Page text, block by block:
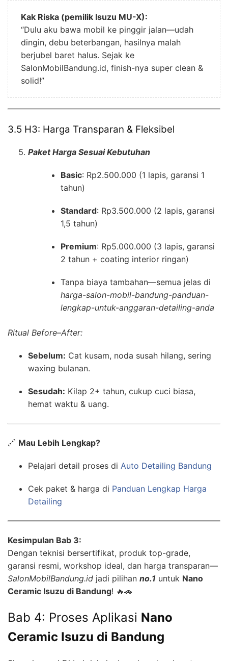
Kak Riska (pemilik Isuzu MU-X):
“Dulu aku bawa mobil ke pinggir jalan—udah
dingin, debu beterbangan, hasilnya malah
berjubel baret halus. Sejak ke
SalonMobilBandung.id, finish-nya super clean &
solid!”
3.5 H3: Harga Transparan & Fleksibel
Paket Harga Sesuai Kebutuhan
Basic: Rp2.500.000 (1 lapis, garansi 1
tahun)
Standard: Rp3.500.000 (2 lapis, garansi
1,5 tahun)
Premium: Rp5.000.000 (3 lapis, garansi
2 tahun + coating interior ringan)
Tanpa biaya tambahan—semua jelas di
harga-salon-mobil-bandung-panduan-
lengkap-untuk-anggaran-detailing-anda
Ritual Before–After:
Sebelum: Cat kusam, noda susah hilang, sering
waxing bulanan.
Sesudah: Kilap 2+ tahun, cukup cuci biasa,
hemat waktu & uang.
🔗 Mau Lebih Lengkap?
Pelajari detail proses di Auto Detailing Bandung
Cek paket & harga di Panduan Lengkap Harga
Detailing
Kesimpulan Bab 3:
Dengan teknisi bersertifikat, produk top-grade,
garansi resmi, workshop ideal, dan harga transparan—
SalonMobilBandung.id jadi pilihan no.1 untuk Nano
Ceramic Isuzu di Bandung! 🔥🚗
Bab 4: Proses Aplikasi Nano
Ceramic Isuzu di Bandung